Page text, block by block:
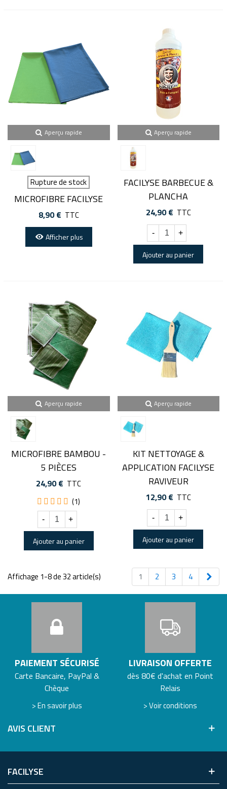
Aperçu rapide
Rupture de stock
MICROFIBRE FACILYSE
8,90 € TTC
Afficher plus
Aperçu rapide
FACILYSE BARBECUE &
PLANCHA
24,90 € TTC
- +
Ajouter au panier
Aperçu rapide
MICROFIBRE BAMBOU -
5 PIÈCES
24,90 € TTC
(1)
- +
Ajouter au panier
Aperçu rapide
KIT NETTOYAGE &
APPLICATION FACILYSE
RAVIVEUR
12,90 € TTC
- +
Ajouter au panier
Affichage 1-8 de 32 article(s) 1 2 3 4
PAIEMENT SÉCURISÉ
Carte Bancaire, PayPal &
Chèque
> En savoir plus
LIVRAISON OFFERTE
dès 80€ d'achat en Point
Relais
> Voir conditions
AVIS CLIENT
FACILYSE